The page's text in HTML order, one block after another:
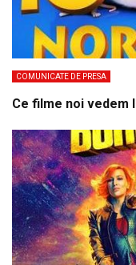
COMUNICATE DE PRESA
Ce filme noi vedem